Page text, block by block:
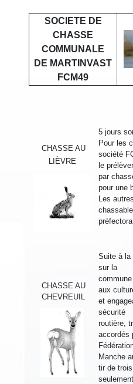
SOCIETE DE
CHASSE
COMMUNALE
DE MARTINVAST
FCM49
CHASSE AU
LIÈVRE
5 jours
Pour les
société
le
par
pour une
Les
CHASSE AU
CHEVREUIL
Suite à la
sur la
commune
aux
et
sécurité
routière,
accordés
Manche
tir de